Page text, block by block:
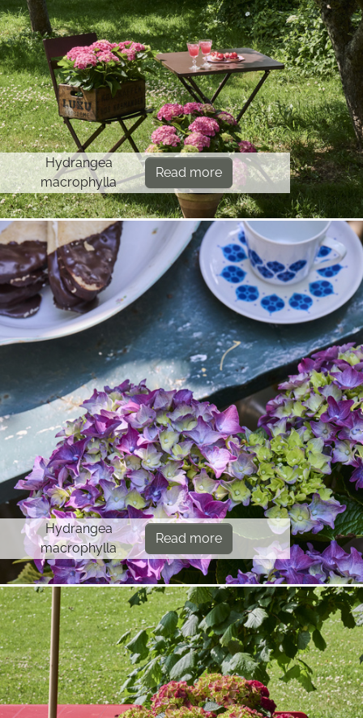
Hydrangea
macrophylla
Read more
Hydrangea
macrophylla
Read more